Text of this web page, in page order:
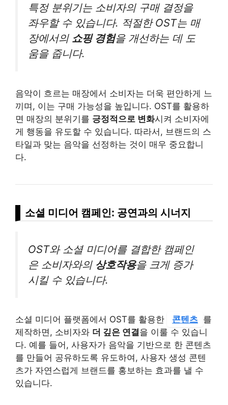
특정 분위기는 소비자의 구매 결정을
좌우할 수 있습니다. 적절한 OST는 매
장에서의 쇼핑 경험을 개선하는 데 도
움을 줍니다.
음악이 흐르는 매장에서 소비자는 더욱 편안하게 느
끼며, 이는 구매 가능성을 높입니다. OST를 활용하
면 매장의 분위기를 긍정적으로 변화시켜 소비자에
게 행동을 유도할 수 있습니다. 따라서, 브랜드의 스
타일과 맞는 음악을 선정하는 것이 매우 중요합니
다.
소셜 미디어 캠페인: 공연과의 시너지
OST와 소셜 미디어를 결합한 캠페인
은 소비자와의 상호작용을 크게 증가
시킬 수 있습니다.
소셜 미디어 플랫폼에서 OST를 활용한 콘텐츠 를
제작하면, 소비자와 더 깊은 연결을 이룰 수 있습니
다. 예를 들어, 사용자가 음악을 기반으로 한 콘텐츠
를 만들어 공유하도록 유도하여, 사용자 생성 콘텐
츠가 자연스럽게 브랜드를 홍보하는 효과를 낼 수
있습니다.